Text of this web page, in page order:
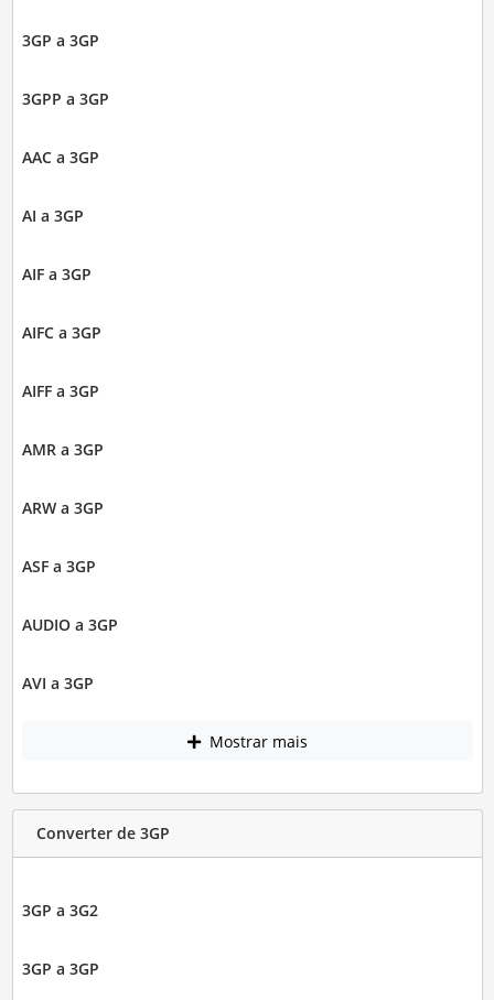
3GP a 3GP
3GPP a 3GP
AAC a 3GP
AI a 3GP
AIF a 3GP
AIFC a 3GP
AIFF a 3GP
AMR a 3GP
ARW a 3GP
ASF a 3GP
AUDIO a 3GP
AVI a 3GP
Mostrar mais
Converter de 3GP
3GP a 3G2
3GP a 3GP